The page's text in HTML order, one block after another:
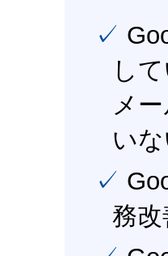
✓ Google Workspace（旧G Suite） を社内で導入
し
メ
い
✓ Google Workspace（旧G Suite） を活用し、業
務